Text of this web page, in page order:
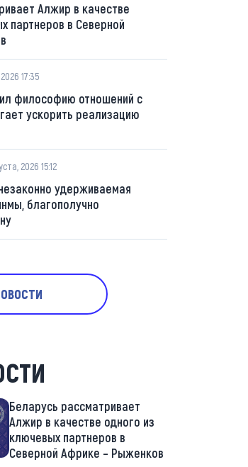
Алжир в качестве
партнеров в Северной
17:35
философию отношений с
ускорить реализацию
2026 15:12
удерживаемая
благополучно
Беларусь рассматривает
Алжир в качестве одного из
ключевых партнеров в
Северной Африке – Рыженков